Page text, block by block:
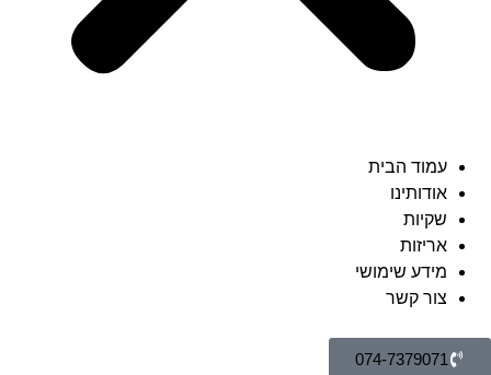
עמוד הבית
אודותינו
שקיות
אריזות
מידע שימושי
צור קשר
074-7379071